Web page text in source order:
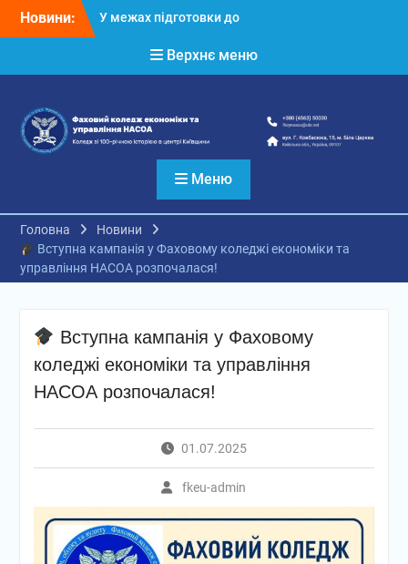
Новини:
У межах підготовки до
навчального року у
Фаховому коледжі
НАСОА тривають заходи,
спрямовані на створення
комфортного освітнього
приймальної комісії
Фахового коледжу
економіки та управління
НАСОА продовжує свою
впевнений крок до
майбутньої професії
день, який назавжди
Директор Фахового
управління НАСОА ,
доктор юридичних наук,
професор Петро
Сергійович Корнієнко
Верхнє меню
Меню
Головна
Новини
Вступна кампанія у Фаховому коледжі економіки та
управління НАСОА розпочалася!
Вступна кампанія у Фаховому
коледжі економіки та управління
НАСОА розпочалася!
01.07.2025
fkeu-admin